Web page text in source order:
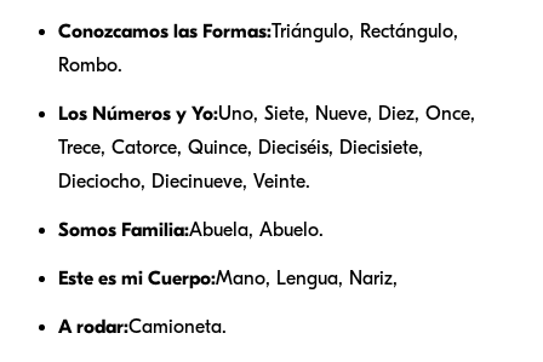
Conozcamos las Formas:Triángulo, Rectángulo,
Rombo.
Los Números y Yo:Uno, Siete, Nueve, Diez, Once,
Trece, Catorce, Quince, Dieciséis, Diecisiete,
Dieciocho, Diecinueve, Veinte.
Somos Familia:Abuela, Abuelo.
Este es mi Cuerpo:Mano, Lengua, Nariz,
A rodar:Camioneta.